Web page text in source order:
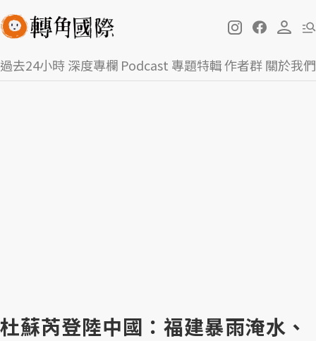
過去24小時深度專欄 Podcast 專題特輯作者群關於我們
杜蘇芮登陸中國：福建暴雨淹水、